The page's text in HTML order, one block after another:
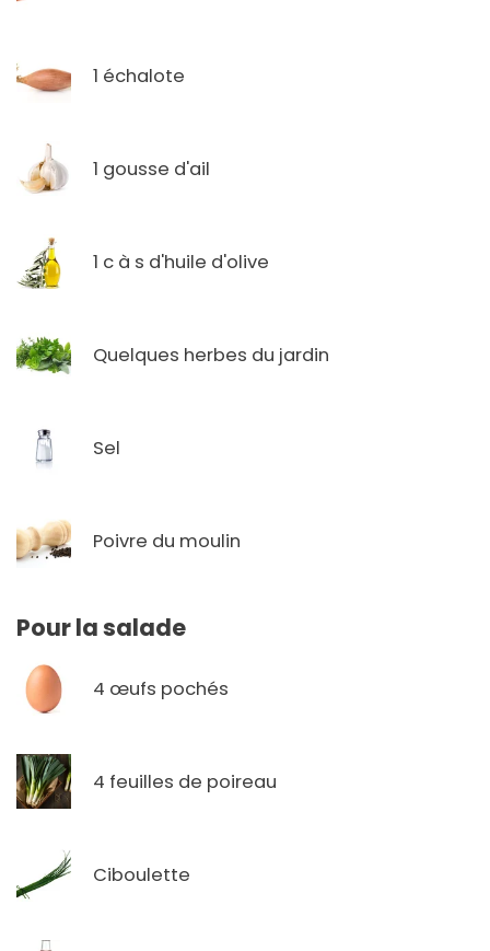
1 échalote
1 gousse d'ail
1 c à s d'huile d'olive
Quelques herbes du jardin
Sel
Poivre du moulin
Pour la salade
4 œufs pochés
4 feuilles de poireau
Ciboulette